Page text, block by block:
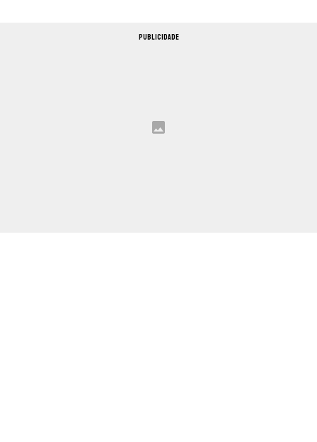
PUBLICIDADE